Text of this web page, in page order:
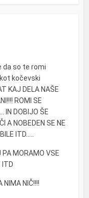
da so te romi
kočevski
KAJ DELA NAŠE
ROMI SE
IN DOBIJO ŠE
A NOBEDEN SE NE
ITD…..
PA MORAMO VSE
ITD
NIMA NIČ!!!!